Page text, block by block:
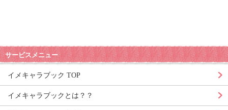
サービスメニュー
イメキャラブック TOP
イメキャラブックとは？？